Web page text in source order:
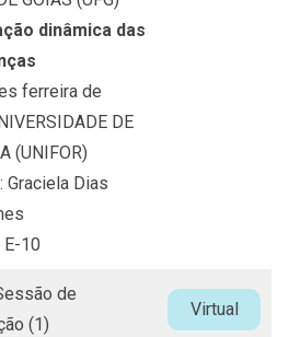
dinâmica das
ferreira de
DE
(UNIFOR)
Graciela Dias
E-10
de
(1)
Virtual